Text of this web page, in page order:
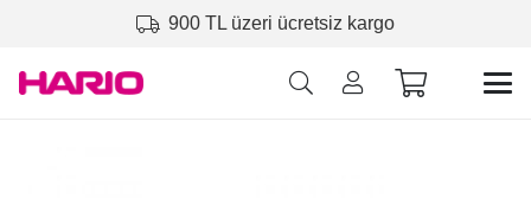
900 TL üzeri ücretsiz kargo